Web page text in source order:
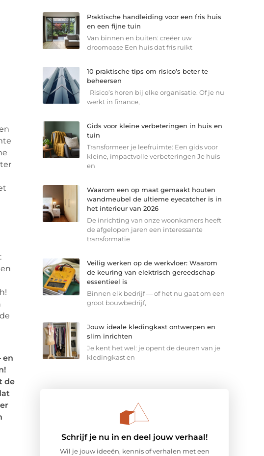
en
de
Praktische handleiding voor een fris huis
en een fijne tuin
Van binnen en buiten: creëer uw
droomoase Een huis dat fris ruikt
10 praktische tips om risico’s beter te
beheersen
Risico’s horen bij elke organisatie. Of je nu
werkt in finance,
Gids voor kleine verbeteringen in huis en
tuin
Transformeer je leefruimte: Een gids voor
kleine, impactvolle verbeteringen Je huis
en
Waarom een op maat gemaakt houten
wandmeubel de ultieme eyecatcher is in
het interieur van 2026
De inrichting van onze woonkamers heeft
de afgelopen jaren een interessante
transformatie
Veilig werken op de werkvloer: Waarom
de keuring van elektrisch gereedschap
essentieel is
Binnen elk bedrijf — of het nu gaat om een
groot bouwbedrijf,
Jouw ideale kledingkast ontwerpen en
slim inrichten
Je kent het wel: je opent de deuren van je
kledingkast en
Schrijf je nu in en deel jouw verhaal!
Wil je jouw ideeën, kennis of verhalen met een